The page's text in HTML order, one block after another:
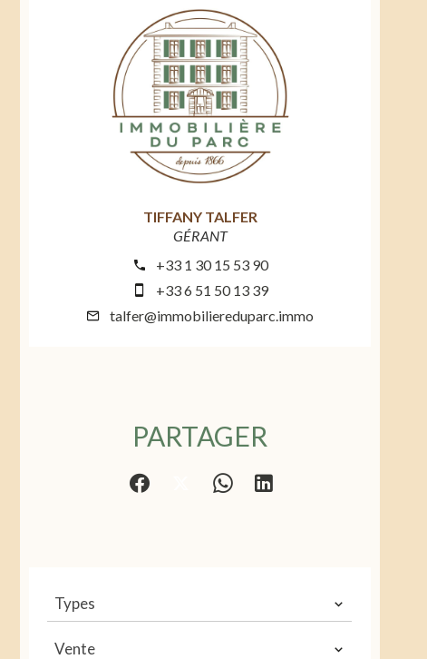
TIFFANY TALFER
GÉRANT
+33 1 30 15 53 90
+33 6 51 50 13 39
talfer@immobiliereduparc.immo
PARTAGER
Types
Vente